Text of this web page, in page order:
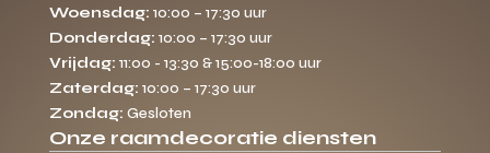
Woensdag: 10:00 – 17:30 uur
Donderdag: 10:00 – 17:30 uur
Vrijdag: 11:00 - 13:30 & 15:00-18:00 uur
Zaterdag: 10:00 – 17:30 uur
Zondag: Gesloten
Onze raamdecoratie diensten